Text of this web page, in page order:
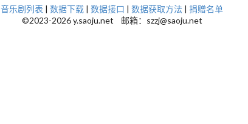
音乐剧列表 | 数据下载 | 数据接口 | 数据获取方法 | 捐赠名单
©2023-2026 y.saoju.net 邮箱：szzj@saoju.net